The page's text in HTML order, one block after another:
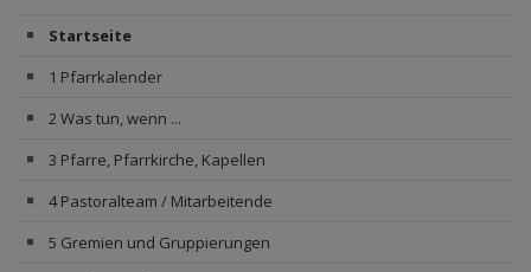
Startseite
1 Pfarrkalender
2 Was tun, wenn ...
3 Pfarre, Pfarrkirche, Kapellen
4 Pastoralteam / Mitarbeitende
5 Gremien und Gruppierungen